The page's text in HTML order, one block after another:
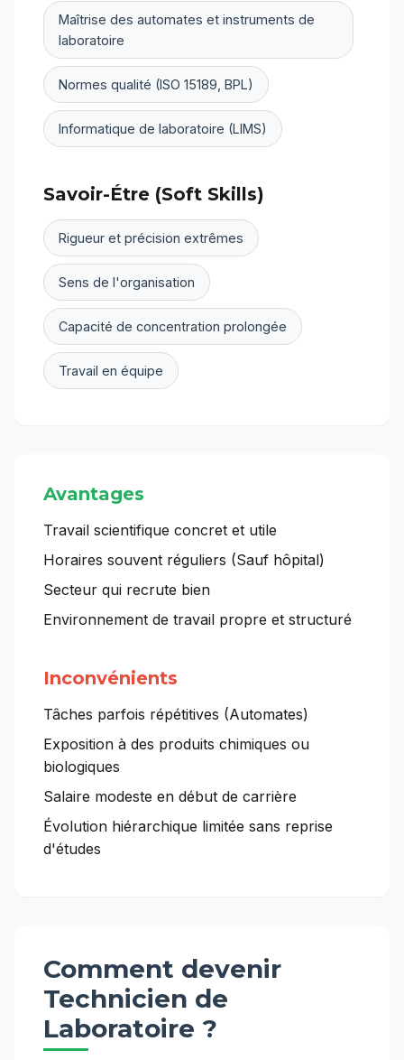
Maîtrise des automates et instruments de
laboratoire
Normes qualité (ISO 15189, BPL)
Informatique de laboratoire (LIMS)
Savoir-Étre (Soft Skills)
Rigueur et précision extrêmes
Sens de l'organisation
Capacité de concentration prolongée
Travail en équipe
Avantages
Travail scientifique concret et utile
Horaires souvent réguliers (Sauf hôpital)
Secteur qui recrute bien
Environnement de travail propre et structuré
Inconvénients
Tâches parfois répétitives (Automates)
Exposition à des produits chimiques ou
biologiques
Salaire modeste en début de carrière
Évolution hiérarchique limitée sans reprise
d'études
Comment devenir
Technicien de
Laboratoire ?